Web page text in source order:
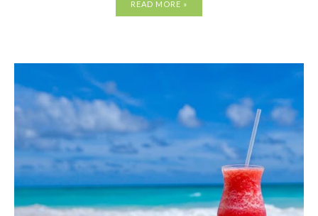
READ MORE »